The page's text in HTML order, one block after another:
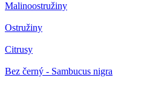
Malinoostružiny
Ostružiny
Citrusy
Bez černý - Sambucus nigra